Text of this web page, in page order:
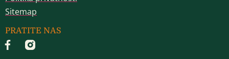
Sitemap
PRATITE NAS